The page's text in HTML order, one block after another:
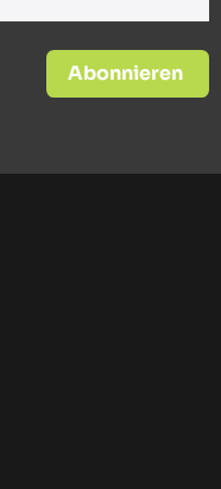
Abonnieren